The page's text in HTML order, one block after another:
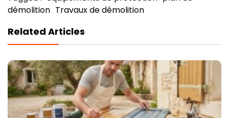
démolition Travaux de démolition
Related Articles